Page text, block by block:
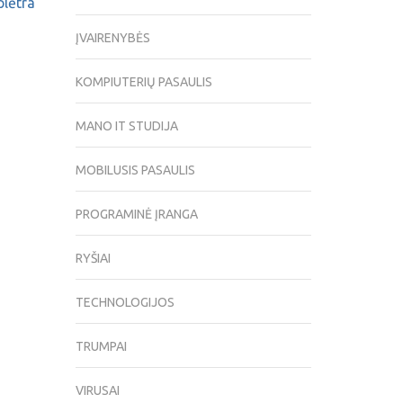
ĮVAIRENYBĖS
KOMPIUTERIŲ PASAULIS
MANO IT STUDIJA
MOBILUSIS PASAULIS
PROGRAMINĖ ĮRANGA
RYŠIAI
TECHNOLOGIJOS
TRUMPAI
VIRUSAI